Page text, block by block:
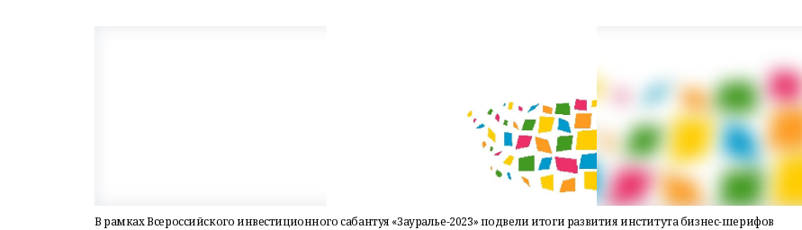
В рамках Всероссийского инвестиционного сабантуя «Зауралье-2023» подвели итоги развития института бизнес-шерифов